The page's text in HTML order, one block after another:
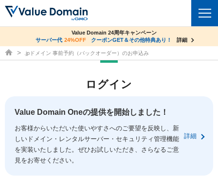
ドメイントップ
ドメイン移管
ドメイン価格一覧
ドメイン一括検索
コアサーバー
バリューサーバー
XREA
セキュリティトップ
Value Domain ネットde診断
SSL証明書
サービストップ
お得意様割引
facebook
co.jpドメイン✕コアサーバーV2ビジネス応援キャンペーン
サーバー料金1年間無料
詳細
Value Domain 24周年キャンペーン
サーバー代 24%OFF クーポンGET＆その他特典あり！ 詳細
ドメイン取得ならバリュードメイン
.jpドメイン 事前予約（バックオーダー）のお申込み
ログイン
Value Domain Oneの提供を開始しました！
お客様からいただいた使いやすさへのご要望を反映し、新
しいドメイン・レンタルサーバー・セキュリティ管理機能
を実装いたしました。ぜひお試しいただき、さらなるご意
見をお寄せください。
詳細